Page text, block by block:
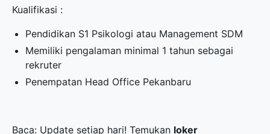
Kualifikasi :
Pendidikan S1 Psikologi atau Management SDM
Memiliki pengalaman minimal 1 tahun sebagai
rekruter
Penempatan Head Office Pekanbaru
Baca: Update setiap hari! Temukan loker